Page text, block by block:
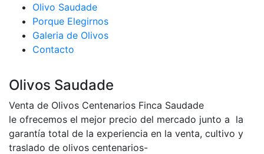
Olivo Saudade
Porque Elegirnos
Galeria de Olivos
Contacto
Olivos Saudade
Venta de Olivos Centenarios Finca Saudade
le ofrecemos el mejor precio del mercado junto a la
garantía total de la experiencia en la venta, cultivo y
traslado de olivos centenarios-